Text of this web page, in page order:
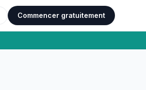
Commencer gratuitement